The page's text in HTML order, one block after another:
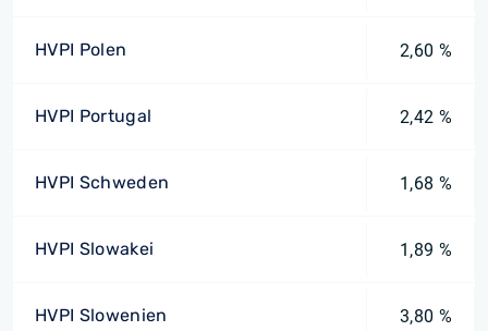
HVPI Polen 2,60 %
HVPI Portugal 2,42 %
HVPI Schweden 1,68 %
HVPI Slowakei 1,89 %
HVPI Slowenien 3,80 %